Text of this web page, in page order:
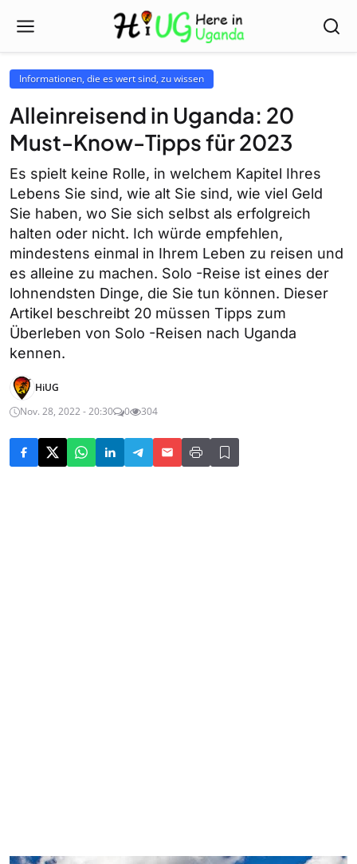
Informationen, die es wert sind, zu wissen
Alleinreisend in Uganda: 20
Must-Know-Tipps für 2023
Es spielt keine Rolle, in welchem ​​Kapitel Ihres
Lebens Sie sind, wie alt Sie sind, wie viel Geld
Sie haben, wo Sie sich selbst als erfolgreich
halten oder nicht. Ich würde empfehlen,
mindestens einmal in Ihrem Leben zu reisen und
es alleine zu machen. Solo -Reise ist eines der
lohnendsten Dinge, die Sie tun können. Dieser
Artikel beschreibt 20 müssen Tipps zum
Überleben von Solo -Reisen nach Uganda
kennen.
HiUG
Nov. 28, 2022 - 20:30
0 304